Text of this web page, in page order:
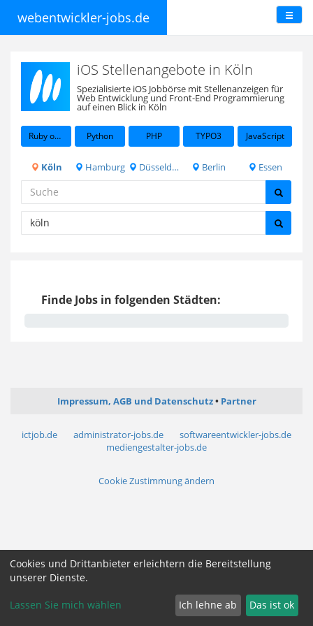
webentwickler-jobs.de
iOS Stellenangebote in Köln
Spezialisierte iOS Jobbörse mit Stellenanzeigen für
Web Entwicklung und Front-End Programmierung
auf einen Blick in Köln
Ruby on Rails Python PHP TYPO3 JavaScript
Köln Hamburg Düsseldorf Berlin Essen
Finde Jobs in folgenden Städten:
Impressum, AGB und Datenschutz Partner
ictjob.de administrator-jobs.de
softwareentwickler-jobs.de
mediengestalter-jobs.de
Cookie Zustimmung ändern
Cookies und Drittanbieter erleichtern die Bereitstellung
unserer Dienste.
Lassen Sie mich wählen Ich lehne ab Das ist ok